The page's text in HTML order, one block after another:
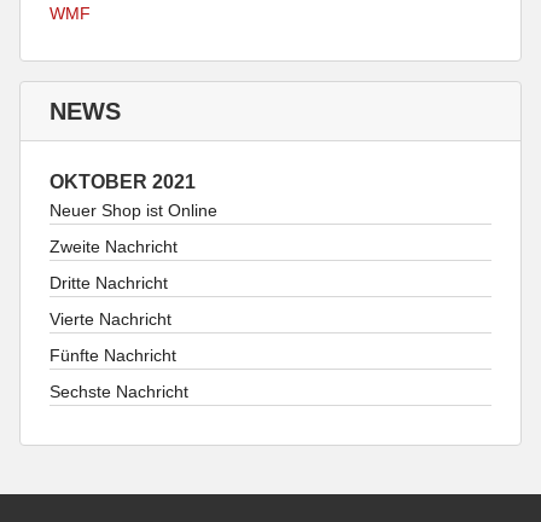
WMF
NEWS
OKTOBER 2021
Neuer Shop ist Online
Zweite Nachricht
Dritte Nachricht
Vierte Nachricht
Fünfte Nachricht
Sechste Nachricht